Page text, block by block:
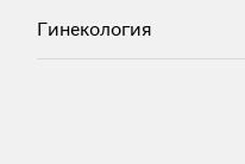
Гинекология